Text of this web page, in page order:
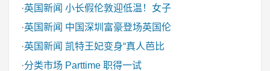
·英国新闻 小长假伦敦迎低温！女子
·英国新闻 中国深圳富豪登场英国伦
·英国新闻 凯特王妃变身“真人芭比
·分类市场 Parttime 职得一试